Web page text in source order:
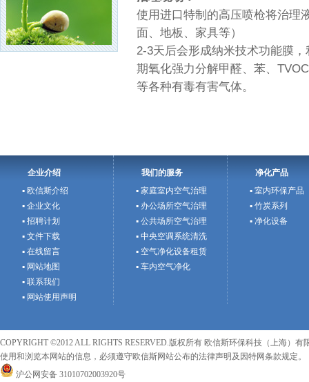
使用进口特制的高压喷枪将治理
面、地板、家具等）
2-3天后会形成纳米技术功能膜
期氧化强力分解甲醛、苯、TVOC
等各种有毒有害气体。
企业介绍
▪ 欧信斯介绍
▪ 企业文化
▪ 招聘计划
▪ 文件下载
▪ 在线留言
▪ 网站地图
▪ 联系我们
▪ 网站使用声明
我们的服务
▪ 家庭室内空气治理
▪ 办公场所空气治理
▪ 公共场所空气治理
▪ 中央空调系统清洗
▪ 空气净化设备租赁
▪ 车内空气净化
净化产品
▪ 室内环保产品
▪ 竹炭系列
▪ 净化设备
COPYRIGHT ©2012 ALL RIGHTS RESERVED.版权所有 欧信斯环保科技（上海）有
使用和浏览本网站的信息，必须遵守欧信斯网站公布的法律声明及因特网条款规定。
沪公网安备 31010702003920号